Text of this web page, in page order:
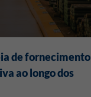
de fornecimento
ao longo dos